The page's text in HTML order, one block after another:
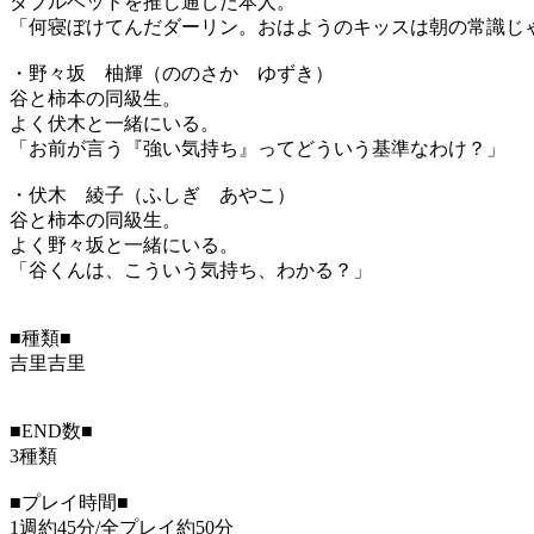
「何寝ぼけてんだダーリン。おはようのキッスは朝の常識じ
・野々坂 柚輝（ののさか ゆずき）
谷と柿本の同級生。
よく伏木と一緒にいる。
「お前が言う『強い気持ち』ってどういう基準なわけ？」
・伏木 綾子（ふしぎ あやこ）
谷と柿本の同級生。
よく野々坂と一緒にいる。
「谷くんは、こういう気持ち、わかる？」
■種類■
吉里吉里
■END数■
3種類
■プレイ時間■
1週約45分/全プレイ約50分